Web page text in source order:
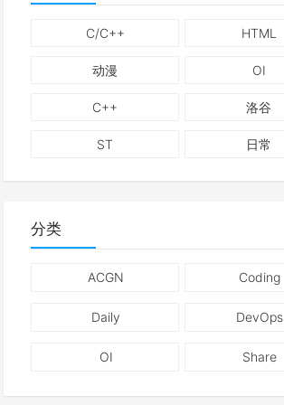
C/C++ HTML
动漫 OI
C++ 洛谷
ST 日常
分类
ACGN Coding
Daily DevOps
OI Share